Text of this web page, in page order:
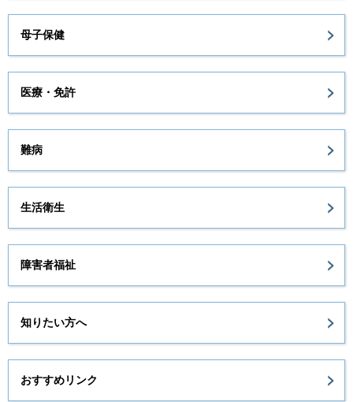
母子保健
医療・免許
難病
生活衛生
障害者福祉
知りたい方へ
おすすめリンク